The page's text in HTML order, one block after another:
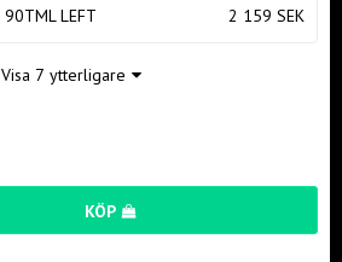
90TML LEFT 2 159 SEK
Visa 7 ytterligare
KÖP